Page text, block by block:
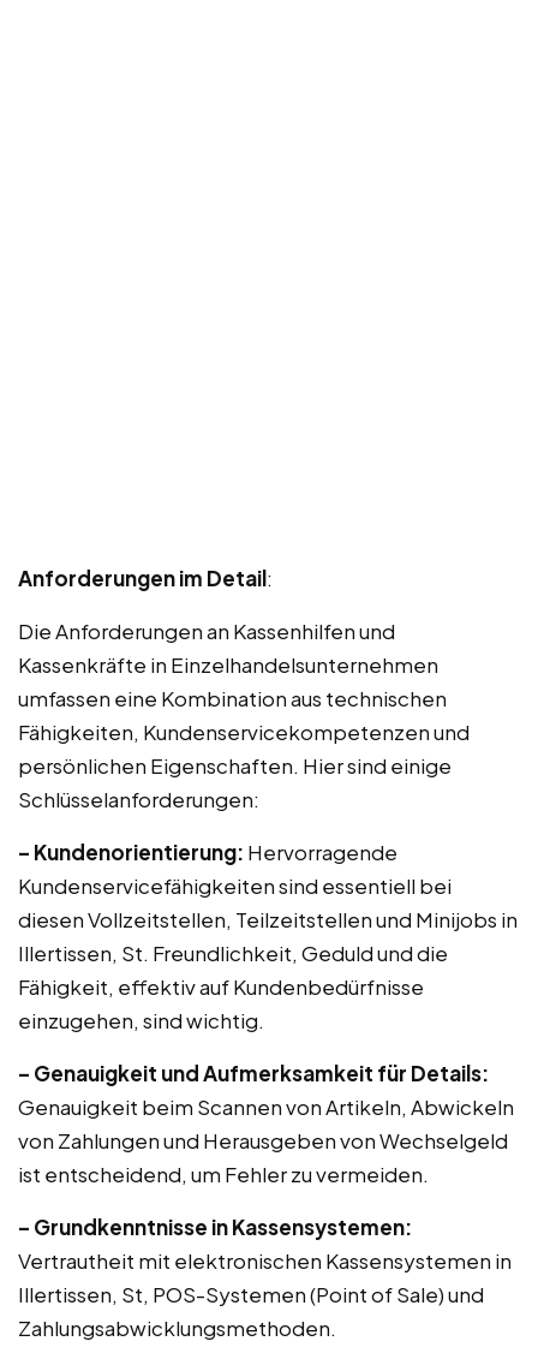
Anforderungen im Detail:
Die Anforderungen an Kassenhilfen und
Kassenkräfte in Einzelhandelsunternehmen
umfassen eine Kombination aus technischen
Fähigkeiten, Kundenservicekompetenzen und
persönlichen Eigenschaften. Hier sind einige
Schlüsselanforderungen:
– Kundenorientierung: Hervorragende
Kundenservicefähigkeiten sind essentiell bei
diesen Vollzeitstellen, Teilzeitstellen und Minijobs in
Illertissen, St. Freundlichkeit, Geduld und die
Fähigkeit, effektiv auf Kundenbedürfnisse
einzugehen, sind wichtig.
– Genauigkeit und Aufmerksamkeit für Details:
Genauigkeit beim Scannen von Artikeln, Abwickeln
von Zahlungen und Herausgeben von Wechselgeld
ist entscheidend, um Fehler zu vermeiden.
– Grundkenntnisse in Kassensystemen:
Vertrautheit mit elektronischen Kassensystemen in
Illertissen, St, POS-Systemen (Point of Sale) und
Zahlungsabwicklungsmethoden.